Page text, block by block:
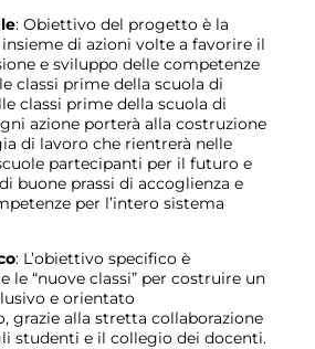
: Obiettivo del progetto è la
di azioni volte a favorire il
e sviluppo delle competenze
classi prime della scuola di
classi prime della scuola di
azione porterà alla costruzione
di lavoro che rientrerà nelle
partecipanti per il futuro e
buone prassi di accoglienza e
per l’intero sistema
: L’obiettivo specifico è
le “nuove classi” per costruire un
e orientato
grazie alla stretta collaborazione
studenti e il collegio dei docenti.